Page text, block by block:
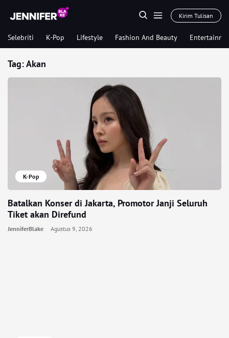
Kirim Tulisan
Selebriti K-Pop Lifestyle Fashion And Beauty
Tag:Akan
K-Pop
Batalkan Konser di Jakarta, Promotor Janji Seluruh
Tiket akan Direfund
JenniferBlake Agustus 9, 2026